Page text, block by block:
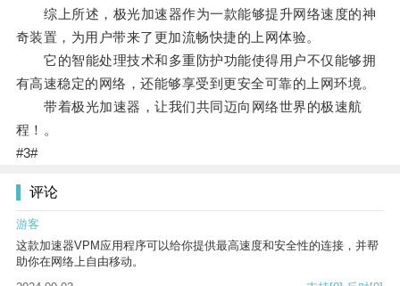
综上所述，极光加速器作为一款能够提升网络速度的神
奇装置，为用户带来了更加流畅快捷的上网体验。
它的智能处理技术和多重防护功能使得用户不仅能够拥
有高速稳定的网络，还能够享受到更安全可靠的上网环境。
带着极光加速器，让我们共同迈向网络世界的极速航
程！。
#3#
评论
游客
这款加速器VPM应用程序可以给你提供最高速度和安全性的连接，并帮
助你在网络上自由移动。